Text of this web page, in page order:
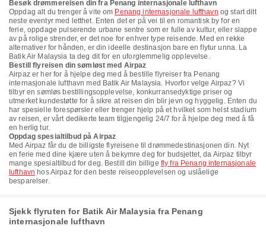
Besøk drømmereisen din fra Penang internasjonale lufthavn
Oppdag alt du trenger å vite om Penang internasjonale lufthavn og start ditt
neste eventyr med letthet. Enten det er på vei til en romantisk by for en
ferie, oppdage pulserende urbane sentre som er fulle av kultur, eller slappe
av på rolige strender, er det noe for enhver type reisende. Med en rekke
alternativer for hånden, er din ideelle destinasjon bare en flytur unna. La
Batik Air Malaysia ta deg dit for en uforglemmelig opplevelse.
Bestill flyreisen din sømløst med Airpaz
Airpaz er her for å hjelpe deg med å bestille flyreiser fra Penang
internasjonale lufthavn med Batik Air Malaysia. Hvorfor velge Airpaz? Vi
tilbyr en sømløs bestillingsopplevelse, konkurransedyktige priser og
utmerket kundestøtte for å sikre at reisen din blir jevn og hyggelig. Enten du
har spesielle forespørsler eller trenger hjelp på et hvilket som helst stadium
av reisen, er vårt dedikerte team tilgjengelig 24/7 for å hjelpe deg med å få
en herlig tur.
Oppdag spesialtilbud på Airpaz
Med Airpaz får du de billigste flyreisene til drømmedestinasjonen din. Nyt
en ferie med dine kjære uten å bekymre deg for budsjettet, da Airpaz tilbyr
mange spesialtilbud for deg. Bestill din billige fly fra Penang internasjonale
lufthavn hos Airpaz for den beste reiseopplevelsen og uslåelige
besparelser.
Sjekk flyruten for Batik Air Malaysia fra Penang
internasjonale lufthavn